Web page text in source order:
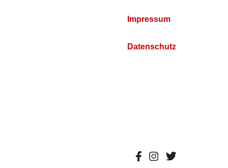
Impressum
Datenschutz